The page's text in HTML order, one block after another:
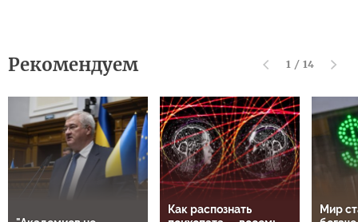
Рекомендуем 1 / 14
Как распознать
Мир